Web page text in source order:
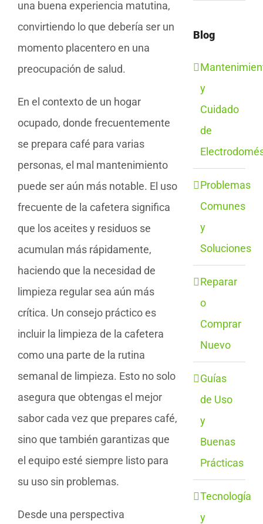
una buena experiencia matutina,
convirtiendo lo que debería ser un
momento placentero en una
preocupación de salud.
En el contexto de un hogar
ocupado, donde frecuentemente
se prepara café para varias
personas, el mal mantenimiento
puede ser aún más notable. El uso
frecuente de la cafetera significa
que los aceites y residuos se
acumulan más rápidamente,
haciendo que la necesidad de
limpieza regular sea aún más
crítica. Un consejo práctico es
incluir la limpieza de la cafetera
como una parte de la rutina
semanal de limpieza. Esto no solo
asegura que obtengas el mejor
sabor cada vez que prepares café,
sino que también garantizas que
el equipo esté siempre listo para
su uso sin problemas.
Desde una perspectiva
Blog
y
Cuidado
de
Problemas
Comunes
y
Soluciones
Reparar
o
Comprar
Nuevo
Guías
de Uso
y
Buenas
Prácticas
Tecnología
y